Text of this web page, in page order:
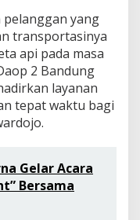
pelanggan yang
transportasinya
api pada masa
2 Bandung
layanan
tepat waktu bagi
Gelar Acara
Bersama